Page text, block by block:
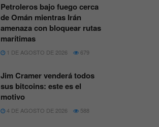
Petroleros bajo fuego cerca
de Omán mientras Irán
amenaza con bloquear rutas
marítimas
1 DE AGOSTO DE 2026 679
Jim Cramer venderá todos
sus bitcoins: este es el
motivo
4 DE AGOSTO DE 2026 588